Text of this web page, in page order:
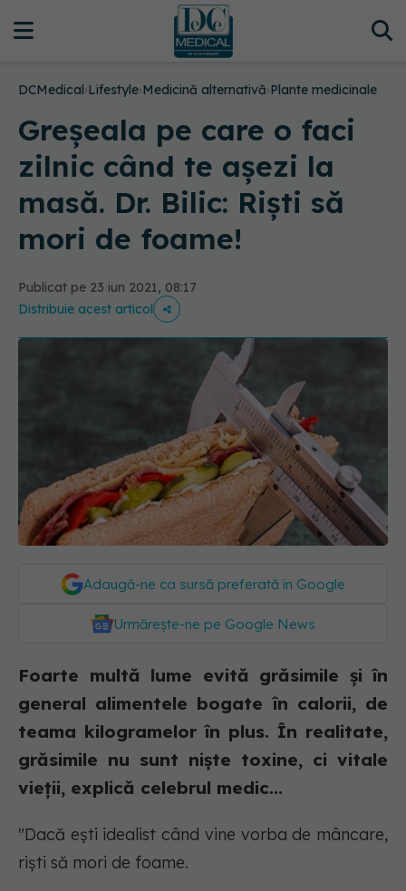
DCMedical›Lifestyle›Medicină alternativă›Plante medicinale
Greșeala pe care o faci
zilnic când te așezi la
masă. Dr. Bilic: Riști să
mori de foame!
Publicat pe 23 iun 2021, 08:17
Distribuie acest articol
Adaugă-ne ca sursă preferată în Google
Urmărește-ne pe Google News
Foarte multă lume evită grăsimile și în
general alimentele bogate în calorii, de
teama kilogramelor în plus. În realitate,
grăsimile nu sunt niște toxine, ci vitale
vieții, explică celebrul medic...
"Dacă ești idealist când vine vorba de mâncare,
riști să mori de foame.